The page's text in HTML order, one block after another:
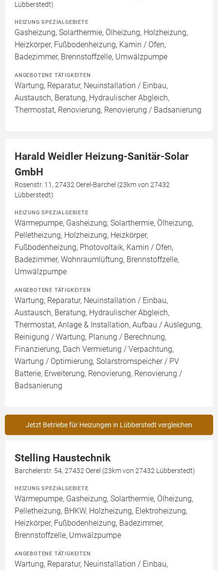
Lübberstedt)
HEIZUNG SPEZIALGEBIETE
Gasheizung, Solarthermie, Ölheizung, Holzheizung,
Heizkörper, Fußbodenheizung, Kamin / Ofen,
Badezimmer, Brennstoffzelle, Umwälzpumpe
ANGEBOTENE TÄTIGKEITEN
Wartung, Reparatur, Neuinstallation / Einbau,
Austausch, Beratung, Hydraulischer Abgleich,
Thermostat, Renovierung, Renovierung / Badsanierung
Harald Weidler Heizung-Sanitär-Solar
GmbH
Rosenstr. 11, 27432 Oerel-Barchel (23km von 27432
Lübberstedt)
HEIZUNG SPEZIALGEBIETE
Wärmepumpe, Gasheizung, Solarthermie, Ölheizung,
Pelletheizung, Holzheizung, Heizkörper,
Fußbodenheizung, Photovoltaik, Kamin / Ofen,
Badezimmer, Wohnraumlüftung, Brennstoffzelle,
Umwälzpumpe
ANGEBOTENE TÄTIGKEITEN
Wartung, Reparatur, Neuinstallation / Einbau,
Austausch, Beratung, Hydraulischer Abgleich,
Thermostat, Anlage & Installation, Aufbau / Auslegung,
Reinigung / Wartung, Planung / Berechnung,
Finanzierung, Dach Vermietung / Verpachtung,
Wartung / Optimierung, Solarstromspeicher / PV
Batterie, Erweiterung, Renovierung, Renovierung /
Badsanierung
Jetzt Betriebe für Heizungen in Lübberstedt vergleichen
Stelling Haustechnik
Barchelerstr. 54, 27432 Oerel (23km von 27432 Lübberstedt)
HEIZUNG SPEZIALGEBIETE
Wärmepumpe, Gasheizung, Solarthermie, Ölheizung,
Pelletheizung, BHKW, Holzheizung, Elektroheizung,
Heizkörper, Fußbodenheizung, Badezimmer,
Brennstoffzelle, Umwälzpumpe
ANGEBOTENE TÄTIGKEITEN
Wartung, Reparatur, Neuinstallation / Einbau,